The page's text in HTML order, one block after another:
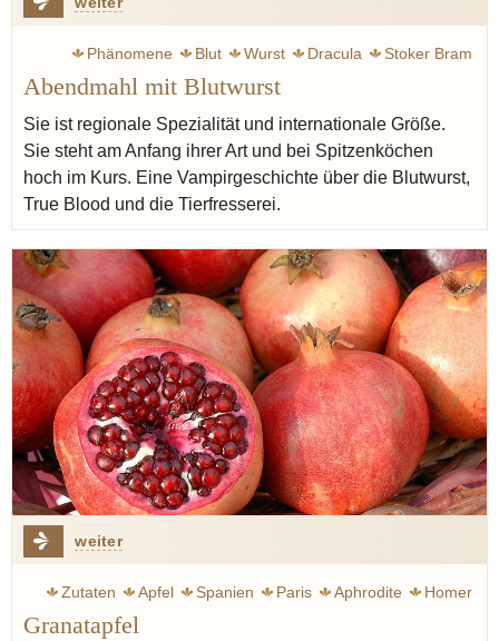
Phänomene Blut Wurst Dracula
Stoker Bram
Blutwurst
Homer Horberth Hans
Zwiebel
Majoran Graupen
Abendmahl mit Blutwurst
Sie ist regionale Spezialität und internationale Größe.
Sie steht am Anfang ihrer Art und bei Spitzenköchen
hoch im Kurs. Eine Vampirgeschichte über die Blutwurst,
True Blood und die Tierfresserei.
weiter
Zutaten Apfel Spanien Paris Aphrodite
Homer
Granatapfel